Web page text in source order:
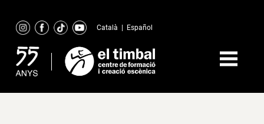
content
Català Español